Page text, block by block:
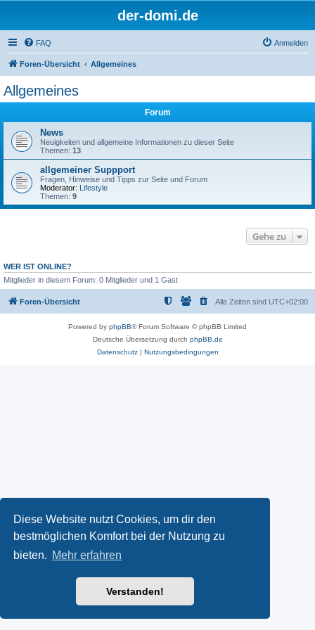
Diese Website nutzt Cookies, um dir den
bestmöglichen Komfort bei der Nutzung zu
bieten. Mehr erfahren
Verstanden!
der-domi.de
FAQ Anmelden
Foren-Übersicht Allgemeines
Allgemeines
Forum
News
Neuigkeiten und allgemeine Informationen zu dieser Seite
Themen: 13
allgemeiner Suppport
Fragen, Hinweise und Tipps zur Seite und Forum
Moderator: Lifestyle
Themen: 9
Gehe zu
WER IST ONLINE?
Mitglieder in diesem Forum: 0 Mitglieder und 1 Gast
Foren-Übersicht Alle Zeiten sind UTC+02:00
Powered by phpBB® Forum Software © phpBB Limited
Deutsche Übersetzung durch phpBB.de
Datenschutz| Nutzungsbedingungen